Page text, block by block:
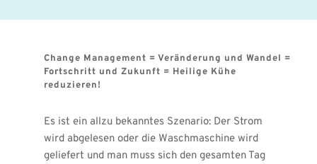
Change Management = Veränderung und Wandel =
Fortschritt und Zukunft = Heilige Kühe
reduzieren!
Es ist ein allzu bekanntes Szenario: Der Strom
wird abgelesen oder die Waschmaschine wird
geliefert und man muss sich den gesamten Tag